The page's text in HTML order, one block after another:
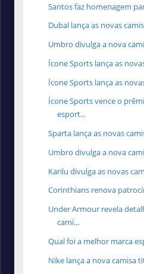
Santos faz homenagem
Dubal lança as novas
Umbro divulga a nova
Ícone Sports lança as
Ícone Sports lança as
Ícone Sports vence o
esport...
Sparta lança as novas
Umbro divulga a nova
Karilu divulga as novas
Corinthians renova
Under Armour revela
cami...
Qual foi a melhor marca
Nike lança a nova camisa